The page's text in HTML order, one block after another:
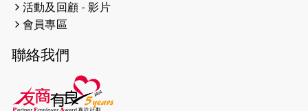
2023-05-29
【東網】殘障家長照顧健全子女遇困
2023-05-15
2023-04-17
【成報恩雨之聲-恩雨有情天】暗黑中
活動及回顧 - 影片
會員專區
聯絡我們